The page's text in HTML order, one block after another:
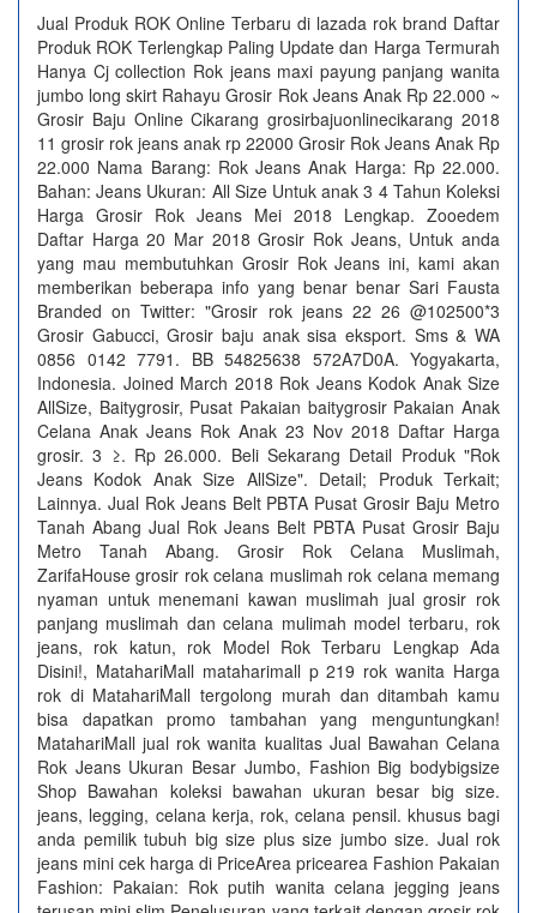
Jual Produk ROK Online Terbaru di lazada rok brand Daftar
Produk ROK Terlengkap Paling Update dan Harga Termurah
Hanya Cj collection Rok jeans maxi payung panjang wanita
jumbo long skirt Rahayu Grosir Rok Jeans Anak Rp 22.000 ~
Grosir Baju Online Cikarang grosirbajuonlinecikarang 2018
11 grosir rok jeans anak rp 22000 Grosir Rok Jeans Anak Rp
22.000 Nama Barang: Rok Jeans Anak Harga: Rp 22.000.
Bahan: Jeans Ukuran: All Size Untuk anak 3 4 Tahun Koleksi
Harga Grosir Rok Jeans Mei 2018 Lengkap. Zooedem
Daftar Harga 20 Mar 2018 Grosir Rok Jeans, Untuk anda
yang mau membutuhkan Grosir Rok Jeans ini, kami akan
memberikan beberapa info yang benar benar Sari Fausta
Branded on Twitter: "Grosir rok jeans 22 26 @102500*3
Grosir Gabucci, Grosir baju anak sisa eksport. Sms & WA
0856 0142 7791. BB 54825638 572A7D0A. Yogyakarta,
Indonesia. Joined March 2018 Rok Jeans Kodok Anak Size
AllSize, Baitygrosir, Pusat Pakaian baitygrosir Pakaian Anak
Celana Anak Jeans Rok Anak 23 Nov 2018 Daftar Harga
grosir. 3 ≥. Rp 26.000. Beli Sekarang Detail Produk "Rok
Jeans Kodok Anak Size AllSize". Detail; Produk Terkait;
Lainnya. Jual Rok Jeans Belt PBTA Pusat Grosir Baju Metro
Tanah Abang Jual Rok Jeans Belt PBTA Pusat Grosir Baju
Metro Tanah Abang. Grosir Rok Celana Muslimah,
ZarifaHouse grosir rok celana muslimah rok celana memang
nyaman untuk menemani kawan muslimah jual grosir rok
panjang muslimah dan celana mulimah model terbaru, rok
jeans, rok katun, rok Model Rok Terbaru Lengkap Ada
Disini!, MatahariMall mataharimall p 219 rok wanita Harga
rok di MatahariMall tergolong murah dan ditambah kamu
bisa dapatkan promo tambahan yang menguntungkan!
MatahariMall jual rok wanita kualitas Jual Bawahan Celana
Rok Jeans Ukuran Besar Jumbo, Fashion Big bodybigsize
Shop Bawahan koleksi bawahan ukuran besar big size.
jeans, legging, celana kerja, rok, celana pensil. khusus bagi
anda pemilik tubuh big size plus size jumbo size. Jual rok
jeans mini cek harga di PriceArea pricearea Fashion Pakaian
Fashion: Pakaian: Rok putih wanita celana jegging jeans